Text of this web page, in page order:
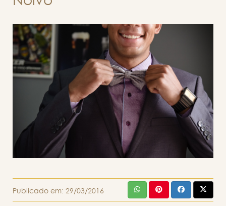
Publicado em: 29/03/2016